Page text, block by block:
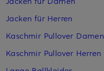
Jacken für Herren
Kaschmir Pullover Damen
Kaschmir Pullover Herren